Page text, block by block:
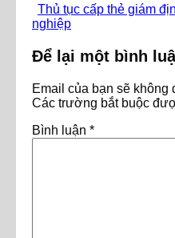
Thủ tục cấp thẻ giám
nghiệp
Để lại một bình
Email của bạn sẽ
Các trường bắt buộc
Bình luận *